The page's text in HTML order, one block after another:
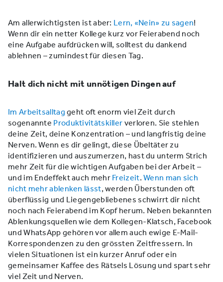
Am allerwichtigsten ist aber: Lern, «Nein» zu sagen!
Wenn dir ein netter Kollege kurz vor Feierabend noch
eine Aufgabe aufdrücken will, solltest du dankend
ablehnen – zumindest für diesen Tag.
Halt dich nicht mit unnötigen Dingen auf
Im Arbeitsalltag geht oft enorm viel Zeit durch
sogenannte Produktivitätskiller verloren. Sie stehlen
deine Zeit, deine Konzentration – und langfristig deine
Nerven. Wenn es dir gelingt, diese Übeltäter zu
identifizieren und auszumerzen, hast du unterm Strich
mehr Zeit für die wichtigen Aufgaben bei der Arbeit –
und im Endeffekt auch mehr Freizeit.Wenn man sich
nicht mehr ablenken lässt, werden Überstunden oft
überflüssig und Liegengebliebenes schwirrt dir nicht
noch nach Feierabend im Kopf herum. Neben bekannten
Ablenkungsquellen wie dem Kollegen-Klatsch, Facebook
und WhatsApp gehören vor allem auch ewige E-Mail-
Korrespondenzen zu den grössten Zeitfressern. In
vielen Situationen ist ein kurzer Anruf oder ein
gemeinsamer Kaffee des Rätsels Lösung und spart sehr
viel Zeit und Nerven.